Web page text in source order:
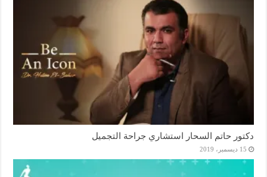
دكتور حاتم السحار استشاري جراحة التجميل
15 ديسمبر، 2019